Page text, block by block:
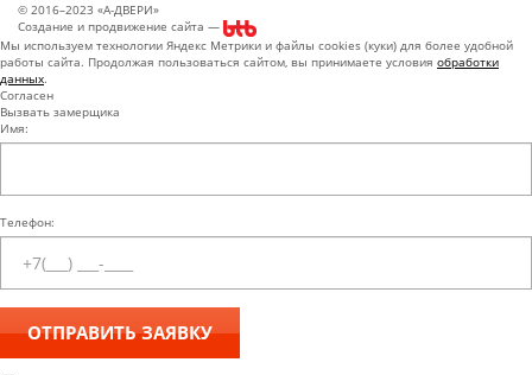
© 2016–2023 «А-ДВЕРИ»
Создание и продвижение сайта —
Мы используем технологии Яндекс Метрики и файлы cookies (куки) для более удобной
работы сайта. Продолжая пользоваться сайтом, вы принимаете условия обработки
данных.
Согласен
Вызвать замерщика
Имя:
Телефон: